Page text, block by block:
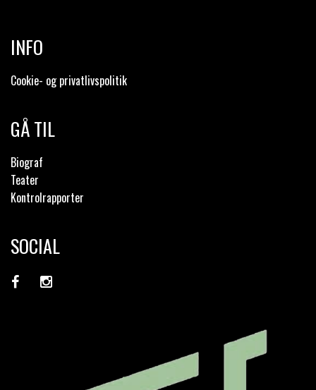
INFO
Cookie- og privatlivspolitik
GÅ TIL
Biograf
Teater
Kontrolrapporter
SOCIAL